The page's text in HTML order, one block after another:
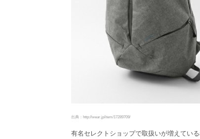
出典：http://wear.jp/item/17289709/
有名セレクトショップで取扱いが増えている